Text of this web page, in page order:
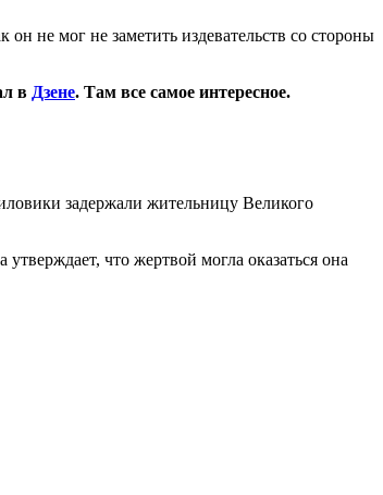
не мог не заметить издевательств со стороны
в Дзене. Там все самое интересное.
задержали жительницу Великого
что жертвой могла оказаться она